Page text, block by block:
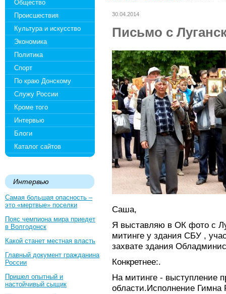
Общество
Происшествия
Культура и искусство
Экономика
Политика
Спорт
По краю Донскому
Служу России
Кроме того
Интервью
Блоги
Каталог сайтов
Интервью
Самая большая опасность –
это «мертвые» поселки
Пояс чемпиона мира приедет
в Волгодонск
Какой станет местная власть
Главный документ гражданина
России
Пришел опытный и
настойчивый сыщик
30.04.2014
Письмо с
Саша,
Я выставляю в ОК фото с
митинге у здания СБУ ,
захвате здания
Конкретнее:.
На митинге - выступление
области.Исполнение Гимна